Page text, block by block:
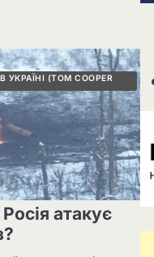
(TOM COOPER
атакує